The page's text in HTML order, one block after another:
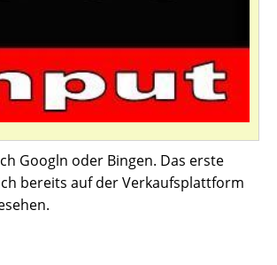
Googln oder Bingen. Das erste
bereits auf der Verkaufsplattform